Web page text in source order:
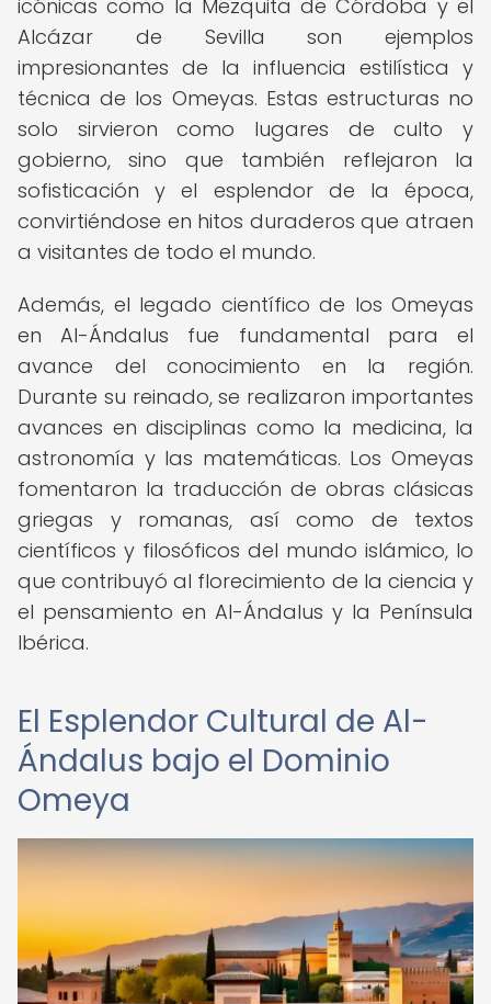
icónicas como la Mezquita de Córdoba y el
Alcázar de Sevilla son ejemplos
impresionantes de la influencia estilística y
técnica de los Omeyas. Estas estructuras no
solo sirvieron como lugares de culto y
gobierno, sino que también reflejaron la
sofisticación y el esplendor de la época,
convirtiéndose en hitos duraderos que atraen
a visitantes de todo el mundo.
Además, el legado científico de los Omeyas
en Al-Ándalus fue fundamental para el
avance del conocimiento en la región.
Durante su reinado, se realizaron importantes
avances en disciplinas como la medicina, la
astronomía y las matemáticas. Los Omeyas
fomentaron la traducción de obras clásicas
griegas y romanas, así como de textos
científicos y filosóficos del mundo islámico, lo
que contribuyó al florecimiento de la ciencia y
el pensamiento en Al-Ándalus y la Península
Ibérica.
El Esplendor Cultural de Al-
Ándalus bajo el Dominio
Omeya